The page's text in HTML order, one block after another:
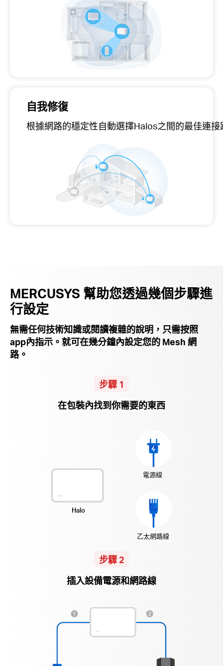
自我修復
根據網路的穩定性自動選擇Halos之間的最佳連接
MERCUSYS 幫助您透過幾個步驟進
行設定
無需任何技術知識或閱讀複雜的說明，只需按照
app內指示。就可在幾分鐘內設定您的 Mesh 網
路。
步驟 1
在包裝內找到你需要的東西
Halo
電源線
乙太網路線
步驟 2
插入設備電源和網路線